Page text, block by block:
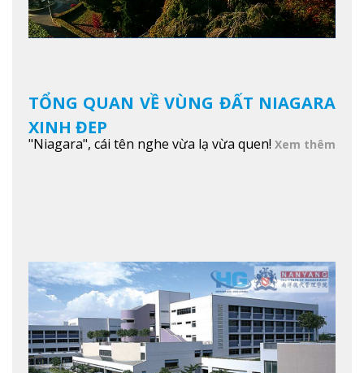
TỔNG QUAN VỀ VÙNG ĐẤT NIAGARA
XINH ĐẸP
"Niagara", cái tên nghe vừa lạ vừa quen! Xem thêm